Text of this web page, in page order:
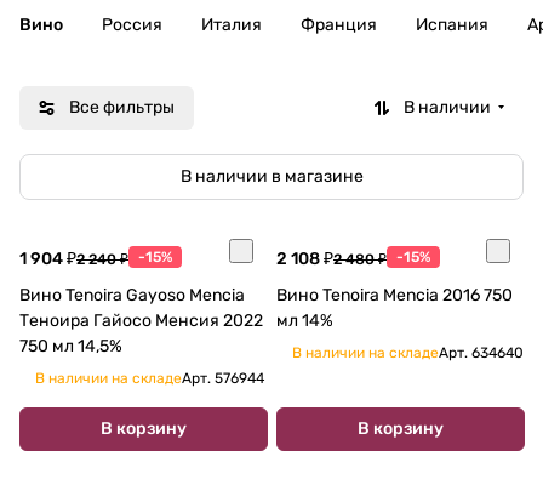
Вино Россия Италия Франция Испания
Все фильтры В наличии
В наличии в магазине
1 904 ₽2 240 ₽ -15%
Вино Tenoira Gayoso Mencia
Теноира Гайосо Менсия 2022
750 мл 14,5%
В наличии на складеАрт. 576944
В корзину
2 108 ₽2 480 ₽ -15%
Вино Tenoira Mencia 2016 750
мл 14%
В наличии на складеАрт. 634640
В корзину